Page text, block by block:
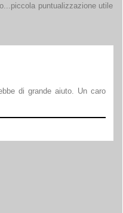
puntualizzazione utile
di grande aiuto. Un caro